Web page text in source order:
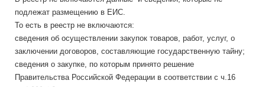
подлежат размещению в ЕИС.
То есть в реестр не включаются:
сведения об осуществлении закупок товаров, работ, услуг, о
заключении договоров, составляющие государственную тайну;
сведения о закупке, по которым принято решение
Правительства Российской Федерации в соответствии с ч.16